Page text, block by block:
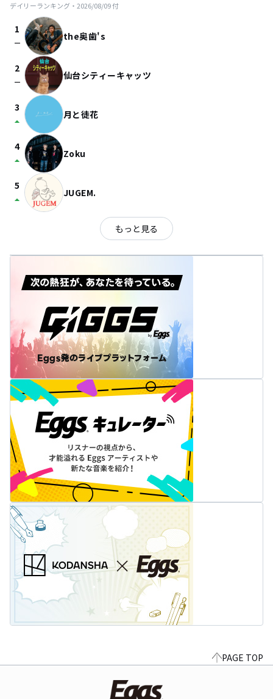
デイリーランキング・ 2026/08/09付
1
check_indeterminate_small the奥歯's
2
check_indeterminate_small 仙台シティーキャッツ
3
arrow_drop_up 月と徒花
4
arrow_drop_up Zoku
5
arrow_drop_up JUGEM.
もっと見る
PAGE TOP